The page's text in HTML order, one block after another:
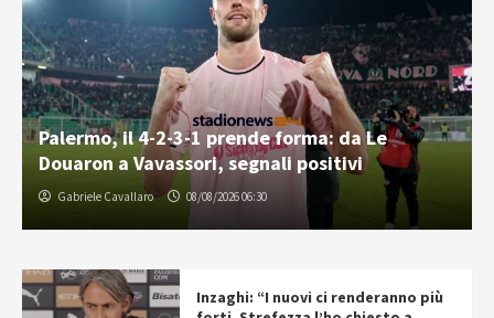
Palermo, il 4-2-3-1 prende forma: da Le
Douaron a Vavassori, segnali positivi
Gabriele Cavallaro 08/08/2026 06:30
Inzaghi: “I nuovi ci renderanno più